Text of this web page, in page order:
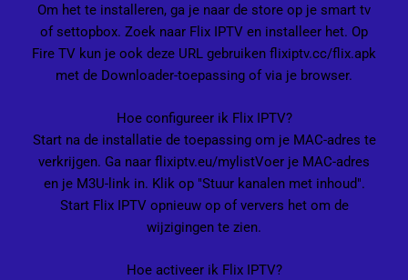
Om het te installeren, ga je naar de store op je smart tv
of settopbox. Zoek naar Flix IPTV en installeer het. Op
Fire TV kun je ook deze URL gebruiken flixiptv.cc/flix.apk
met de Downloader-toepassing of via je browser.
Hoe configureer ik Flix IPTV?
Start na de installatie de toepassing om je MAC-adres te
verkrijgen. Ga naar flixiptv.eu/mylistVoer je MAC-adres
en je M3U-link in. Klik op "Stuur kanalen met inhoud".
Start Flix IPTV opnieuw op of ververs het om de
wijzigingen te zien.
Hoe activeer ik Flix IPTV?